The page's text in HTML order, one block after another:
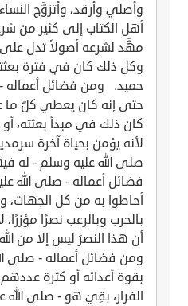
أهل الكتاب إلى كثير من
مهَّد لشرعه أصولاً تدل على
وكل ذلك كان في فترة
حميد. ومن فضائل أعماله
حتى إنه كان يعطي كلَّ ما
كان ذلك في مبدأ بعثته، أو
لأنه يؤمن بحياة آخرة
صلى الله عليه وسلم - له
فضائل أعماله - صلى الله
أحاطوا به من كل الجهات،
بالحرب وبالرعب نصرًا
أن هذا النصرَ ليس إلا من
ومن فضائل أعماله - صلى
بقوة أعدائه أو كثرة
الفرار، بقِيَ هو - صلى